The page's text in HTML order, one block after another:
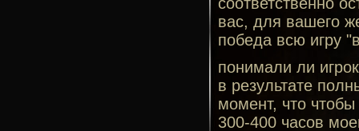
вас, для вашего
победа всю игру
понимали ли
в результате
момент, что
300-400 часов